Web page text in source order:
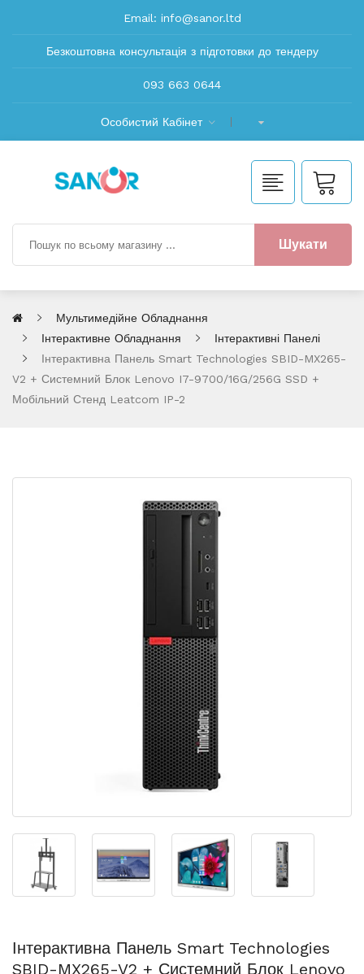
Email: info@sanor.ltd
Безкоштовна консультація з підготовки до тендеру
093 663 0644
Особистий Кабінет
Шукати
Мультимедійне Обладнання
Інтерактивне Обладнання
Інтерактивні Панелі
Інтерактивна Панель Smart Technologies SBID-MX265-
V2 + Системний Блок Lenovo I7-9700/16G/256G SSD +
Мобільний Стенд Leatcom IP-2
Інтерактивна Панель Smart Technologies
SBID-MX265-V2 + Системний Блок Lenovo